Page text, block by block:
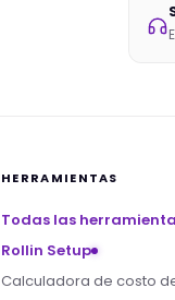
HERRAMIENTAS
Todas las
Rollin Setup
Calculadora de costo de